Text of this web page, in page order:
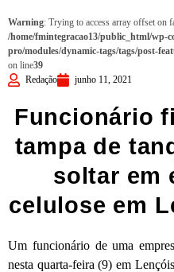
Warning: Trying to access array offset on
/home/fmintegracao13/public_html/wp-
pro/modules/dynamic-tags/tags/post-
on line39
Redação
junho 11, 2021
Funcionário
tampa de
soltar em
celulose em
Um funcionário de uma
nesta quarta-feira (9) em